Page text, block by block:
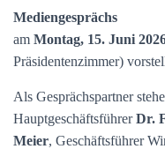
Mediengesprächs
am Montag, 15. Juni
Präsidentenzimmer)
Als Gesprächspartner
HauptgeschäftsführerDr.
Meier, Geschäftsführer